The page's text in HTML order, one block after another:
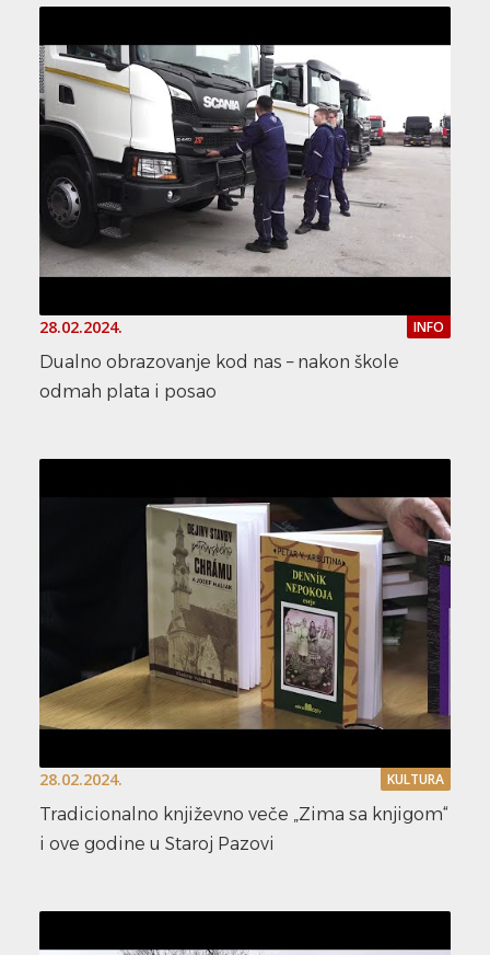
28.02.2024. INFO
Dualno obrazovanje kod nas – nakon škole
odmah plata i posao
28.02.2024. KULTURA
Tradicionalno književno veče „Zima sa knjigom“
i ove godine u Staroj Pazovi